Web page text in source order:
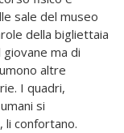
sale del museo
della bigliettaia
giovane ma di
altre
I quadri,
si
li confortano.